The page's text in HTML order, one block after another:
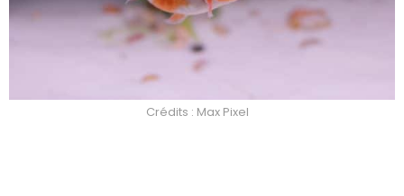
Crédits : Max Pixel